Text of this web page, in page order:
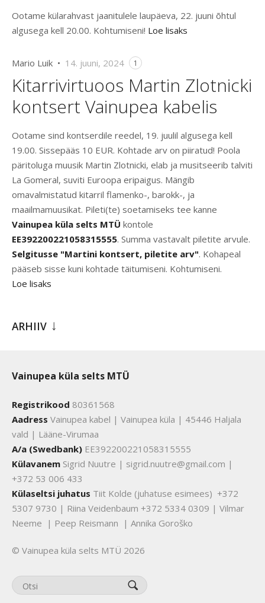
Ootame külarahvast jaanitulele laupäeva, 22. juuni õhtul
algusega kell 20.00. Kohtumiseni! Loe lisaks
Mario Luik • 14. juuni, 2024 1
Kitarrivirtuoos Martin Zlotnicki
kontsert Vainupea kabelis
Ootame sind kontserdile reedel, 19. juulil algusega kell
19.00. Sissepääs 10 EUR. Kohtade arv on piiratud! Poola
päritoluga muusik Martin Zlotnicki, elab ja musitseerib talviti
La Gomeral, suviti Euroopa eripaigus. Mängib
omavalmistatud kitarril flamenko-, barokk-, ja
maailmamuusikat. Pileti(te) soetamiseks tee kanne
Vainupea küla selts MTÜ kontole
EE392200221058315555. Summa vastavalt piletite arvule.
Selgitusse "Martini kontsert, piletite arv". Kohapeal
pääseb sisse kuni kohtade täitumiseni. Kohtumiseni.
Loe lisaks
ARHIIV
Vainupea küla selts MTÜ
Registrikood 80361568
Aadress Vainupea kabel | Vainupea küla | 45446 Haljala
vald | Lääne-Virumaa
A/a (Swedbank) EE392200221058315555
Külavanem Sigrid Nuutre | sigrid.nuutre@gmail.com |
+372 53 006 433
Külaseltsi juhatus Tiit Kolde (juhatuse esimees) +372
5307 9730 | Riina Veidenbaum +372 5334 0309 | Vilmar
Neeme | Peep Reismann | Annika Goroško
© Vainupea küla selts MTÜ 2026